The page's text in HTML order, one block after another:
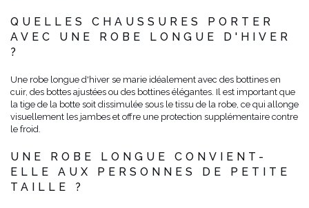
QUELLES CHAUSSURES PORTER
AVEC UNE ROBE LONGUE D'HIVER
?
Une robe longue d'hiver se marie idéalement avec des bottines en
cuir, des bottes ajustées ou des bottines élégantes. Il est important que
la tige de la botte soit dissimulée sous le tissu de la robe, ce qui allonge
visuellement les jambes et offre une protection supplémentaire contre
le froid.
UNE ROBE LONGUE CONVIENT-
ELLE AUX PERSONNES DE PETITE
TAILLE ?